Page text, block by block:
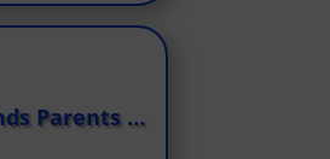
Parents …